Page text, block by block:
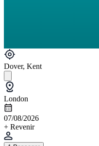
Dover, Kent
London
07/08/2026
+ Revenir